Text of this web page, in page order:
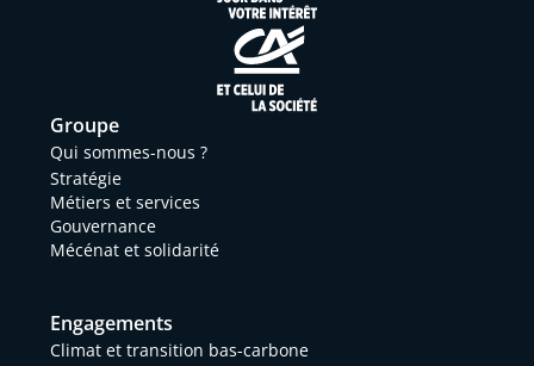
Groupe
Qui sommes-nous ?
Stratégie
Métiers et services
Gouvernance
Mécénat et solidarité
Engagements
Climat et transition bas-carbone